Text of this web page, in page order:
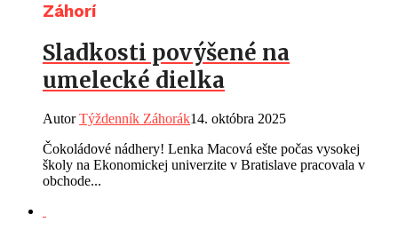
Záhorí
Sladkosti povýšené na
umelecké dielka
AutorTýždenník Záhorák14. októbra 2025
Čokoládové nádhery! Lenka Macová ešte počas vysokej
školy na Ekonomickej univerzite v Bratislave pracovala v
obchode...